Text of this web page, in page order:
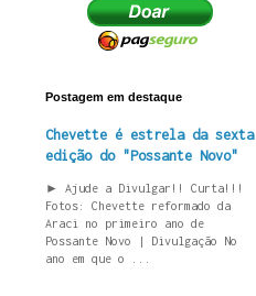
Postagem em destaque
Chevette é estrela da sexta
edição do "Possante Novo"
► Ajude a Divulgar!! Curta!!!
Fotos: Chevette reformado da
Araci no primeiro ano de
Possante Novo | Divulgação No
ano em que o ...